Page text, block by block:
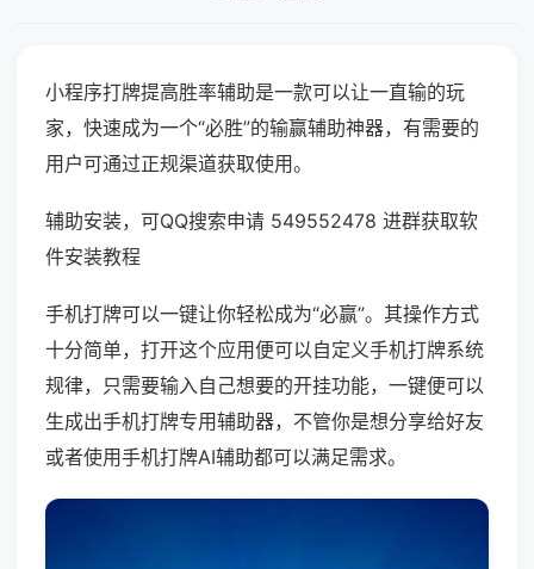
小程序打牌提高胜率辅助是一款可以让一直输的玩
家，快速成为一个“必胜”的输赢辅助神器，有需要的
用户可通过正规渠道获取使用。
辅助安装，可QQ搜索申请 549552478 进群获取软
件安装教程
手机打牌可以一键让你轻松成为“必赢”。其操作方式
十分简单，打开这个应用便可以自定义手机打牌系统
规律，只需要输入自己想要的开挂功能，一键便可以
生成出手机打牌专用辅助器，不管你是想分享给好友
或者使用手机打牌AI辅助都可以满足需求。